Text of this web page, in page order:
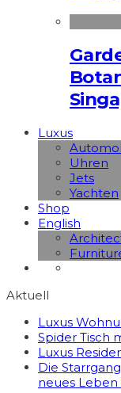
Luxus
Uhren
Jets
Yachten
Shop
English
Aktuell
Luxus
Spider Tisch
Luxus
Die
neues Leben